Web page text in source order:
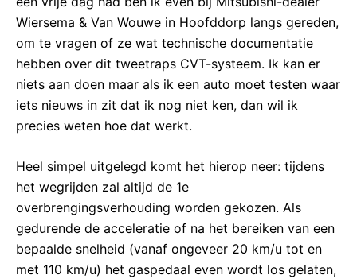
Wiersema & Van Wouwe in Hoofddorp langs gereden,
om te vragen of ze wat technische documentatie
hebben over dit tweetraps CVT-systeem. Ik kan er
niets aan doen maar als ik een auto moet testen waar
iets nieuws in zit dat ik nog niet ken, dan wil ik
precies weten hoe dat werkt.
Heel simpel uitgelegd komt het hierop neer: tijdens
het wegrijden zal altijd de 1e
overbrengingsverhouding worden gekozen. Als
gedurende de acceleratie of na het bereiken van een
bepaalde snelheid (vanaf ongeveer 20 km/u tot en
met 110 km/u) het gaspedaal even wordt los gelaten,